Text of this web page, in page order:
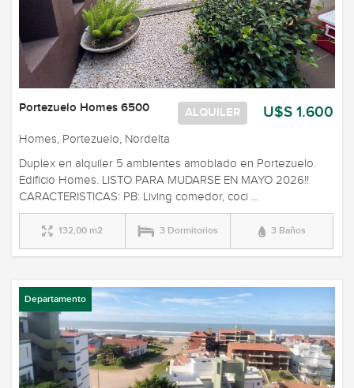
U$S 1.600
ALQUILER
Portezuelo Homes 6500
Homes, Portezuelo, Nordelta
Duplex en alquiler 5 ambientes amoblado en Portezuelo.
Edificio Homes. LISTO PARA MUDARSE EN MAYO 2026!!
CARACTERISTICAS: PB: Living comedor, coci ...
132,00 m2 3 Dormitorios 3 Baños
Departamento